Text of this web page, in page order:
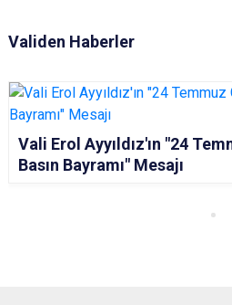
Validen Haberler
Vali Erol Ayyıldız'ın "24
Basın Bayramı" Mesajı